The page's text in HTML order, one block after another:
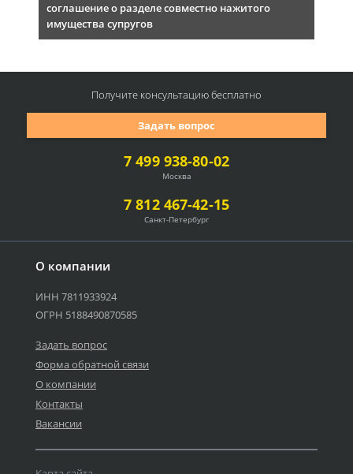
соглашение о разделе совместно нажитого
имущества супругов
О компании
ИНН 7811933924
ОГРН 5188490870585
Задать вопрос
Форма обратной связи
О компании
Контакты
Вакансии
7 499 938-80-02
Москва
7 812 467-42-15
Санкт-Петербург
Задать вопрос
Получите консультациюбесплатно